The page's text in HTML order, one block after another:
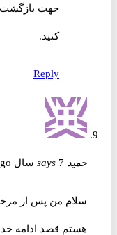
جهت بازگشت به
کنید.
Reply
حمید says 7 سال ago
سلام من پس از مرخصی